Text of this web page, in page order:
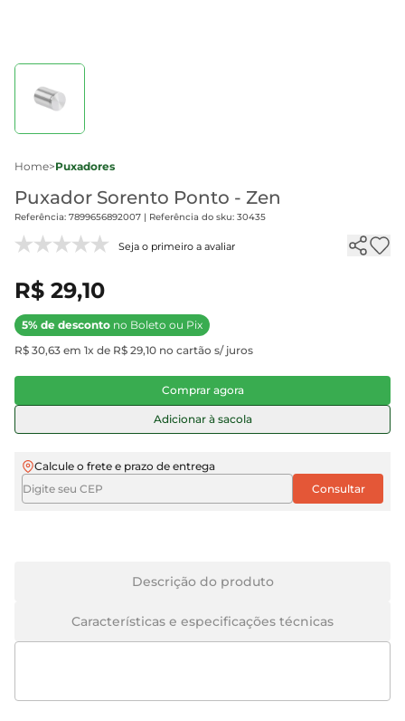
Home>Puxadores
Puxador Sorento Ponto - Zen
Referência: 7899656892007 | Referência do sku: 30435
Seja o primeiro a avaliar
R$ 29,10
5% de desconto no Boleto ou Pix
R$ 30,63 em 1x de R$ 29,10 no cartão s/ juros
Comprar agora
Adicionar à sacola
Calcule o frete e prazo de entrega
Descrição do produto
Características e especificações técnicas